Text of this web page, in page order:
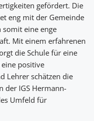
gefördert. Die
eng mit der Gemeinde
somit eine enge
Mit einem erfahrenen
die Schule für eine
positive
Lehrer schätzen die
der IGS Hermann-
Umfeld für